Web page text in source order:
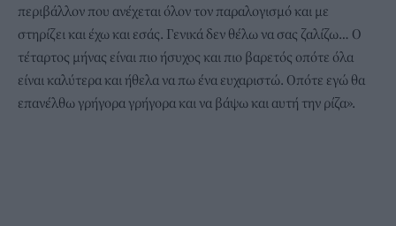
περιβάλλον που ανέχεται όλον τον παραλογισμό και με
στηρίζει και έχω και εσάς. Γενικά δεν θέλω να σας ζαλίζω… Ο
τέταρτος μήνας είναι πιο ήσυχος και πιο βαρετός οπότε όλα
είναι καλύτερα και ήθελα να πω ένα ευχαριστώ. Οπότε εγώ θα
επανέλθω γρήγορα γρήγορα και να βάψω και αυτή την ρίζα».